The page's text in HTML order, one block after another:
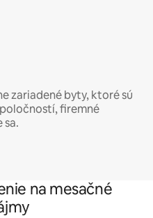
zariadené byty, ktoré sú
firemné
sa.
na mesačné